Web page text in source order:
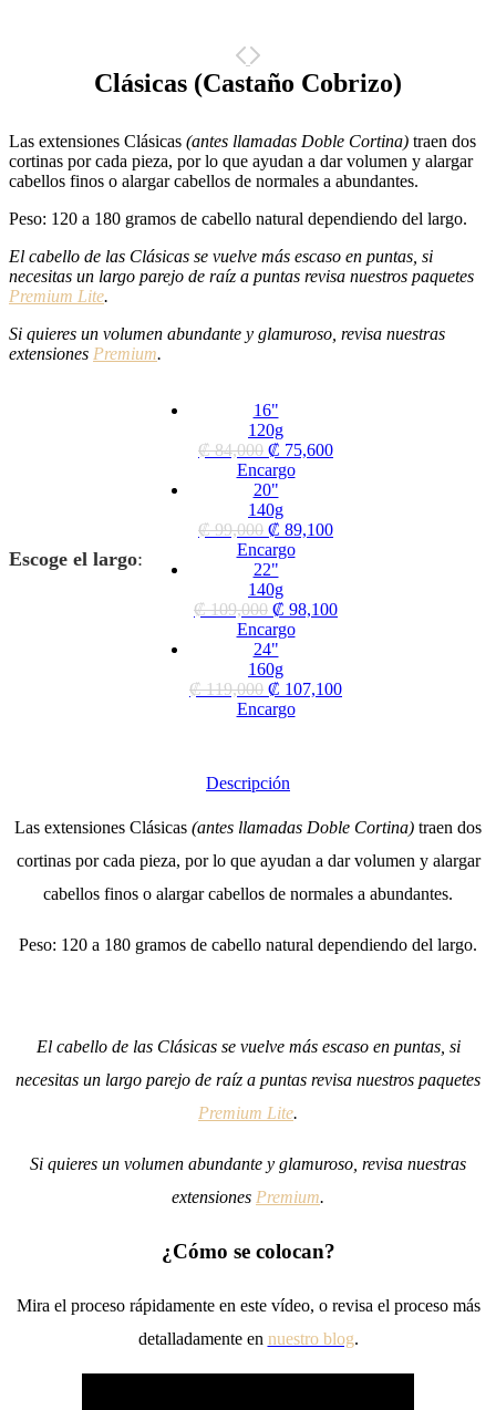
Clásicas (Castaño Cobrizo)
Las extensiones Clásicas (antes llamadas Doble Cortina) traen dos
cortinas por cada pieza, por lo que ayudan a dar volumen y alargar
cabellos finos o alargar cabellos de normales a abundantes.
Peso: 120 a 180 gramos de cabello natural dependiendo del largo.
El cabello de las Clásicas se vuelve más escaso en puntas, si
necesitas un largo parejo de raíz a puntas revisa nuestros paquetes
Premium Lite.
Si quieres un volumen abundante y glamuroso, revisa nuestras
extensiones Premium.
Escoge el largo:
16"
120g
₡84,000 ₡ 75,600
Encargo
20"
140g
₡99,000 ₡ 89,100
Encargo
22"
140g
₡109,000 ₡ 98,100
Encargo
24"
160g
₡119,000 ₡ 107,100
Encargo
Descripción
Las extensiones Clásicas (antes llamadas Doble Cortina) traen dos
cortinas por cada pieza, por lo que ayudan a dar volumen y alargar
cabellos finos o alargar cabellos de normales a abundantes.
Peso: 120 a 180 gramos de cabello natural dependiendo del largo.
El cabello de las Clásicas se vuelve más escaso en puntas, si
necesitas un largo parejo de raíz a puntas revisa nuestros paquetes
Premium Lite.
Si quieres un volumen abundante y glamuroso, revisa nuestras
extensiones Premium.
¿Cómo se colocan?
Mira el proceso rápidamente en este vídeo, o revisa el proceso más
detalladamente en nuestro blog.